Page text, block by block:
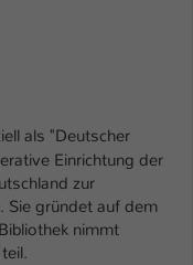
als "Deutscher
Einrichtung der
zur
Sie gründet auf dem
nimmt